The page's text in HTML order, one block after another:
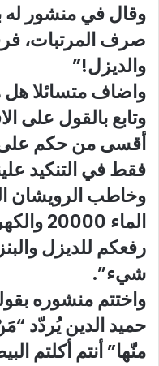
وقال في منشور له
صرف المرتبات،
والديزل!”
واضاف متسائلا هل
وتابع بالقول على
أقسى من حكم على
فقط في التنكيد
وخاطب الرويشان
رفعكم للديزل
شيء”.
واختتم منشوره
حميد الدين يُردّد
منّها” أنتم أكلتم